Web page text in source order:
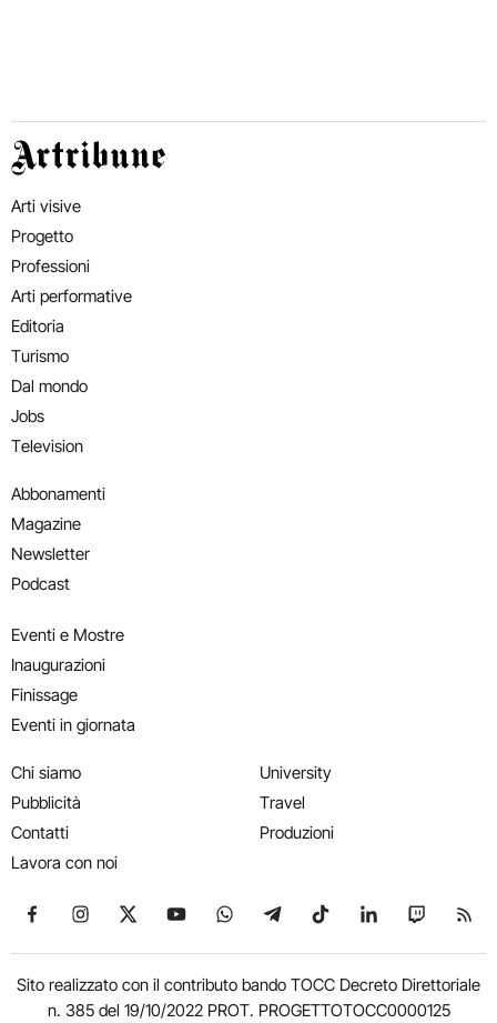
Artribune
Arti visive
Progetto
Professioni
Arti performative
Editoria
Turismo
Dal mondo
Jobs
Television
Abbonamenti
Magazine
Newsletter
Podcast
Eventi e Mostre
Inaugurazioni
Finissage
Eventi in giornata
Chi siamo
Pubblicità
Contatti
Lavora con noi
University
Travel
Produzioni
Seguici su Facebook
Seguici su Instagram
Seguici su X
Seguici su YouTube
Seguici su WhatsApp
Seguici su Telegram
Seguici su TikTok
Seguici su
Seguici
Sito realizzato con il contributo bando TOCC Decreto Direttoriale
n. 385 del 19/10/2022 PROT. PROGETTOTOCC0000125